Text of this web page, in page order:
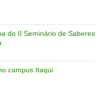
do II Seminário de Saberes
campus Itaqui